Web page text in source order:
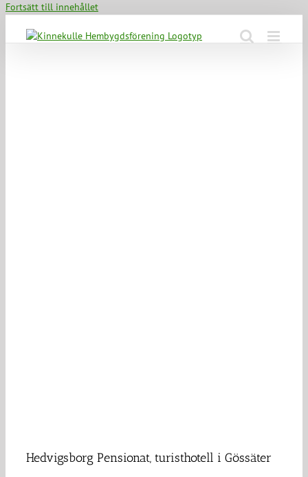
Fortsätt till innehållet
Hedvigsborg Pensionat, turisthotell i Gössäter